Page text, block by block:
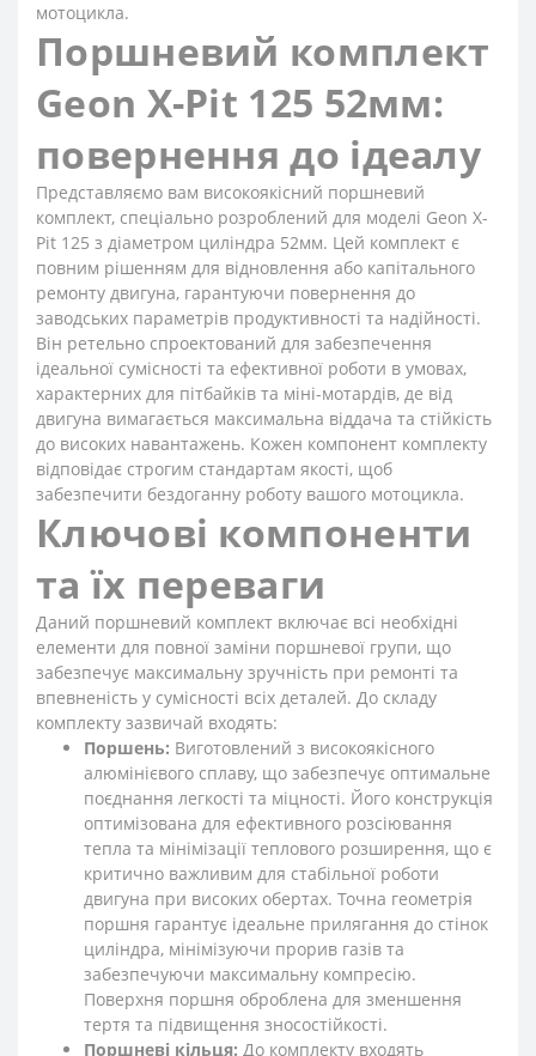
мотоцикла.
Поршневий комплект
Geon X-Pit 125 52мм:
повернення до ідеалу
Представляємо вам високоякісний поршневий
комплект, спеціально розроблений для моделі Geon X-
Pit 125 з діаметром циліндра 52мм. Цей комплект є
повним рішенням для відновлення або капітального
ремонту двигуна, гарантуючи повернення до
заводських параметрів продуктивності та надійності.
Він ретельно спроектований для забезпечення
ідеальної сумісності та ефективної роботи в умовах,
характерних для пітбайків та міні-мотардів, де від
двигуна вимагається максимальна віддача та стійкість
до високих навантажень. Кожен компонент комплекту
відповідає строгим стандартам якості, щоб
забезпечити бездоганну роботу вашого мотоцикла.
Ключові компоненти
та їх переваги
Даний поршневий комплект включає всі необхідні
елементи для повної заміни поршневої групи, що
забезпечує максимальну зручність при ремонті та
впевненість у сумісності всіх деталей. До складу
комплекту зазвичай входять:
Поршень: Виготовлений з високоякісного
алюмінієвого сплаву, що забезпечує оптимальне
поєднання легкості та міцності. Його конструкція
оптимізована для ефективного розсіювання
тепла та мінімізації теплового розширення, що є
критично важливим для стабільної роботи
двигуна при високих обертах. Точна геометрія
поршня гарантує ідеальне прилягання до стінок
циліндра, мінімізуючи прорив газів та
забезпечуючи максимальну компресію.
Поверхня поршня оброблена для зменшення
тертя та підвищення зносостійкості.
Поршневі кільця: До комплекту входять